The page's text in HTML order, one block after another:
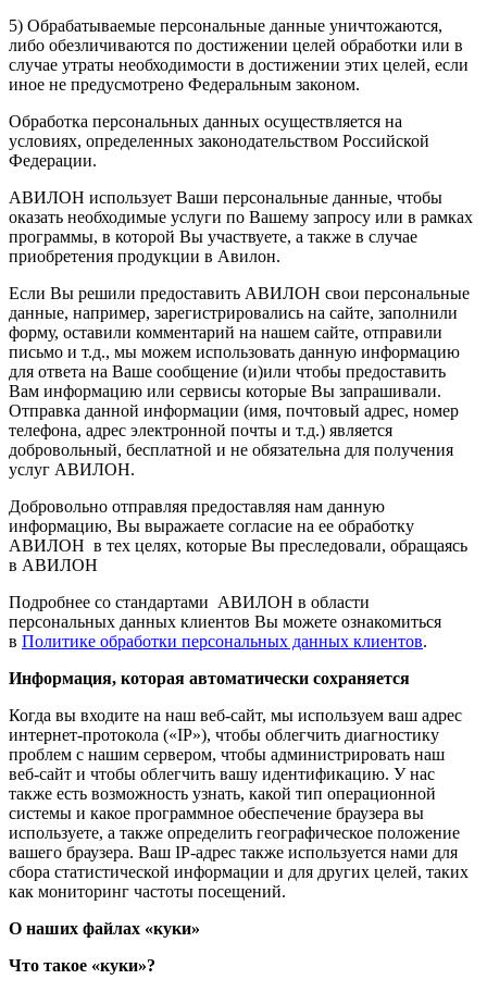
5) Обрабатываемые персональные данные уничтожаются,
либо обезличиваются по достижении целей обработки или в
случае утраты необходимости в достижении этих целей, если
иное не предусмотрено Федеральным законом.
Обработка персональных данных осуществляется на
условиях, определенных законодательством Российской
Федерации.
АВИЛОН использует Ваши персональные данные, чтобы
оказать необходимые услуги по Вашему запросу или в рамках
программы, в которой Вы участвуете, а также в случае
приобретения продукции в Авилон.
Если Вы решили предоставить АВИЛОН свои персональные
данные, например, зарегистрировались на сайте, заполнили
форму, оставили комментарий на нашем сайте, отправили
письмо и т.д., мы можем использовать данную информацию
для ответа на Ваше сообщение (и)или чтобы предоставить
Вам информацию или сервисы которые Вы запрашивали.
Отправка данной информации (имя, почтовый адрес, номер
телефона, адрес электронной почты и т.д.) является
добровольный, бесплатной и не обязательна для получения
услуг АВИЛОН.
Добровольно отправляя предоставляя нам данную
информацию, Вы выражаете согласие на ее обработку
АВИЛОН в тех целях, которые Вы преследовали, обращаясь
в АВИЛОН
Подробнее со стандартами АВИЛОН в области
персональных данных клиентов Вы можете ознакомиться
в Политике обработки персональных данных клиентов.
Информация, которая автоматически сохраняется
Когда вы входите на наш веб-сайт, мы используем ваш адрес
интернет-протокола («IP»), чтобы облегчить диагностику
проблем с нашим сервером, чтобы администрировать наш
веб-сайт и чтобы облегчить вашу идентификацию. У нас
также есть возможность узнать, какой тип операционной
системы и какое программное обеспечение браузера вы
используете, а также определить географическое положение
вашего браузера. Ваш IP-адрес также используется нами для
сбора статистической информации и для других целей, таких
как мониторинг частоты посещений.
О наших файлах «куки»
Что такое «куки»?